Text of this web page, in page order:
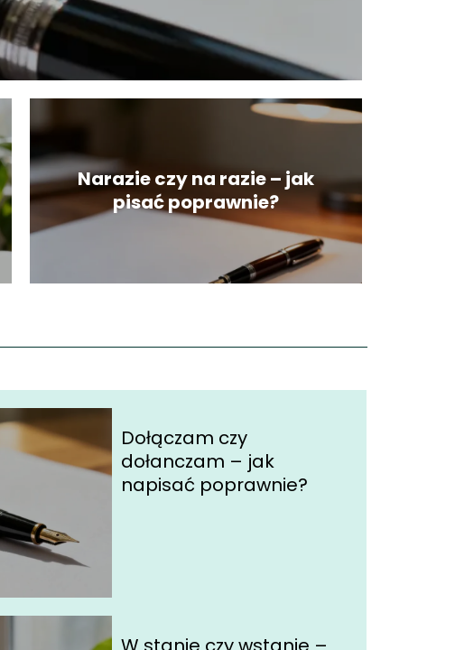
Narazie czy na razie – jak
pisać poprawnie?
Dołączam czy
dołanczam – jak
napisać poprawnie?